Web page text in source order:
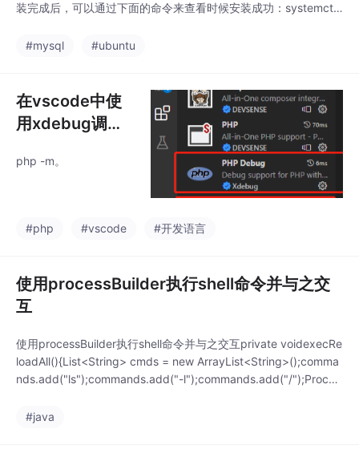
装完成后，可以通过下面的命令来查看时候安装成功：systemctl
-u 指定用户名 -p需要输入密码回车输入
#mysql #ubuntu
在vscode中使
用xdebug调试P
远程xdebug调
php -m。
#php #vscode #开发语言
使用processBuilder执行shell命令并与之交
互
使用processBuilder执行shell命令并与之交互private voidexecRe
loadAll(){List<String> cmds = new ArrayList<String>();comma
nds.add("ls");commands.add("-l");commands.add("/");Proces
#java